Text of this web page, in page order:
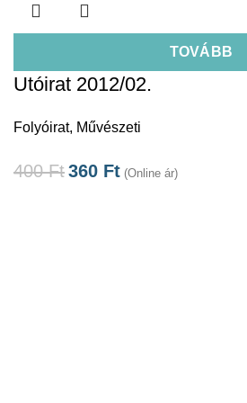
TOVÁBB
Utóirat 2012/02.
Folyóirat, Művészeti
400Ft360 Ft (Online ár)